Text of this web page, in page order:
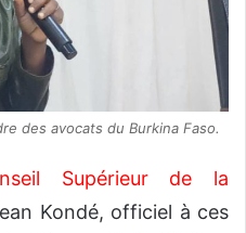
des avocats du Burkina Faso.
Supérieur de la
Kondé, officiel à ces